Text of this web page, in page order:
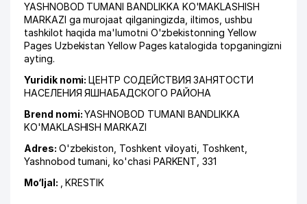
YASHNOBOD TUMANI BANDLIKKA KO'MAKLASHISH
MARKAZI ga murojaat qilganingizda, iltimos, ushbu
tashkilot haqida ma'lumotni O'zbekistonning Yellow
Pages Uzbekistan Yellow Pages katalogida topganingizni
ayting.
Yuridik nomi:ЦЕНТР СОДЕЙСТВИЯ ЗАНЯТОСТИ
НАСЕЛЕНИЯ ЯШНАБАДСКОГО РАЙОНА
Brend nomi:YASHNOBOD TUMANI BANDLIKKA
KO'MAKLASHISH MARKAZI
Adres: O'zbekiston, Toshkent viloyati Toshkent
Yashnobod tumani ,ko'chasi PARKENT , 331
Mo‘ljal:
, KRESTIK